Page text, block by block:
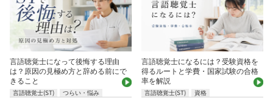
言語聴覚士になって後悔する理由
は？原因の見極め方と辞める前にで
きること
言語聴覚士(ST) つらい・悩み
言語聴覚士になるには？受験資格を
得るルートと学費・国家試験の合格
率を解説
言語聴覚士(ST) 資格